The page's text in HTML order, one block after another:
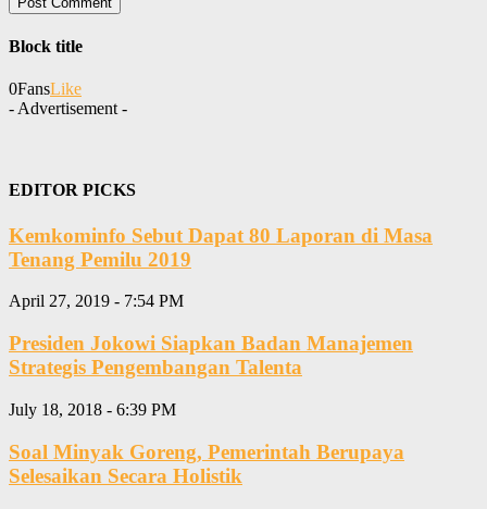
Block title
0FansLike
- Advertisement -
EDITOR PICKS
Kemkominfo Sebut Dapat 80 Laporan di Masa
Tenang Pemilu 2019
April 27, 2019 - 7:54 PM
Presiden Jokowi Siapkan Badan Manajemen
Strategis Pengembangan Talenta
July 18, 2018 - 6:39 PM
Soal Minyak Goreng, Pemerintah Berupaya
Selesaikan Secara Holistik